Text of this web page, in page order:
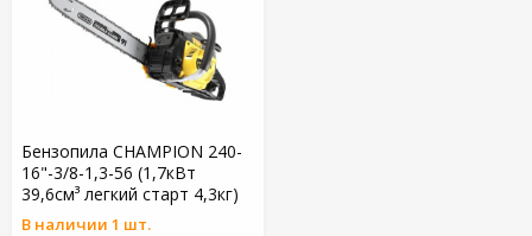
Бензопила CHAMPION 240-
16"-3/8-1,3-56 (1,7кВт
39,6см³ легкий старт 4,3кг)
В наличии 1 шт.